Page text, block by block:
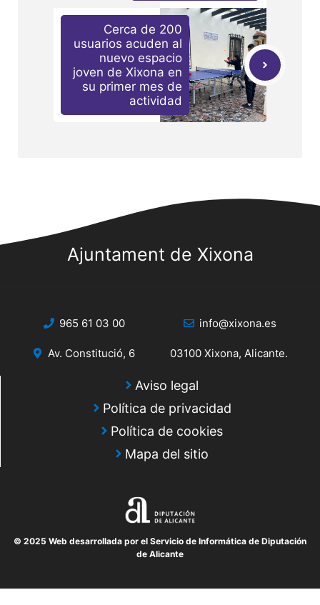
Cerca de 200
usuarios acuden al
nuevo espacio
joven de Xixona en
su primer mes de
actividad
Ajuntament de Xixona
965 61 03 00 info@xixona.es
Av. Constitució, 6 03100 Xixona, Alicante.
Aviso legal
Política de privacidad
Política de cookies
Mapa del sitio
© 2025 Web desarrollada por el Servicio de Informática de Diputación
de Alicante